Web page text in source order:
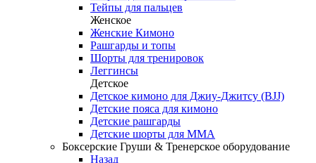
Тейпы для пальцев
Женское
Женские Кимоно
Рашгарды и топы
Шорты для тренировок
Леггинсы
Детское
Детское кимоно для Джиу-Джитсу (BJJ)
Детские пояса для кимоно
Детские рашгарды
Детские шорты для ММА
Боксерские Груши & Тренерское оборудование
Назад